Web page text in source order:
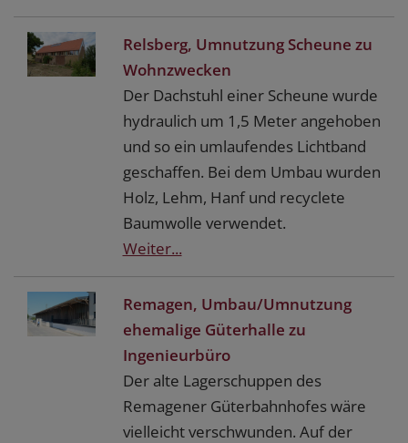
Relsberg, Umnutzung Scheune zu
Wohnzwecken
Der Dachstuhl einer Scheune wurde
hydraulich um 1,5 Meter angehoben
und so ein umlaufendes Lichtband
geschaffen. Bei dem Umbau wurden
Holz, Lehm, Hanf und recyclete
Baumwolle verwendet.
Weiter...
Remagen, Umbau/Umnutzung
ehemalige Güterhalle zu
Ingenieurbüro
Der alte Lagerschuppen des
Remagener Güterbahnhofes wäre
vielleicht verschwunden. Auf der